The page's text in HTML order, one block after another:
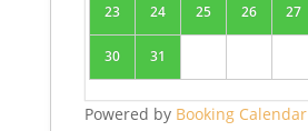
23 24 25 26 27
30 31
Powered by Booking Calendar